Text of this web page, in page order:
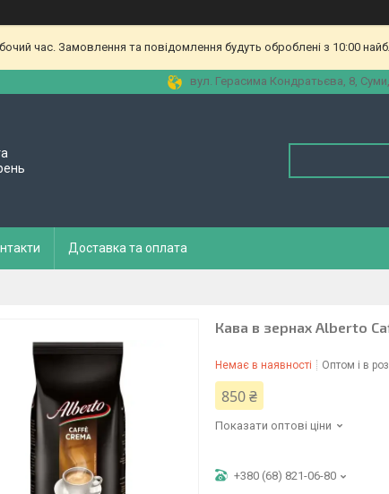
час. Замовлення та повідомлення будуть оброблені з 10:00
вул. Герасима Кондратьєва, 8, Суми,
Доставка та оплата
Кава в зернах Alberto
Немає в наявності Оптом і в
850 ₴
Показати оптові ціни
+380 (68) 821-06-80